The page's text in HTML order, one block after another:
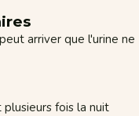
arriver que l'urine ne
fois la nuit